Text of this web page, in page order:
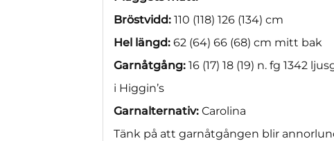
Bröstvidd: 110 (118) 126 (134) cm
Hel längd: 62 (64) 66 (68) cm mitt bak
Garnåtgång: 16 (17) 18 (19) n. fg 1342
i Higgin’s
Garnalternativ: Carolina
Tänk på att garnåtgången blir